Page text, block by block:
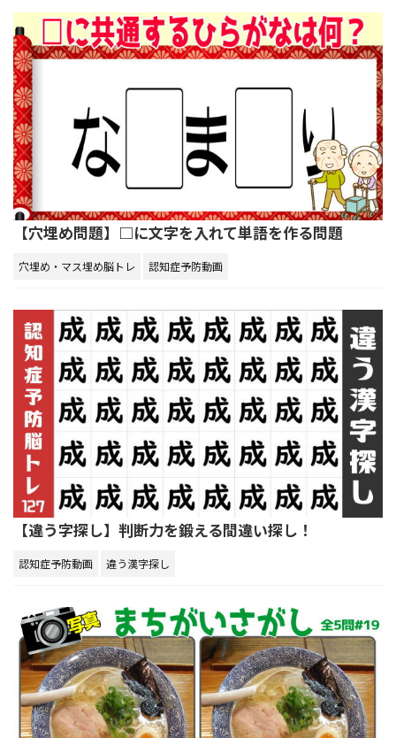
【穴埋め問題】□に文字を入れて単語を作る問題
穴埋め・マス埋め脳トレ 認知症予防動画
【違う字探し】判断力を鍛える間違い探し！
認知症予防動画 違う漢字探し